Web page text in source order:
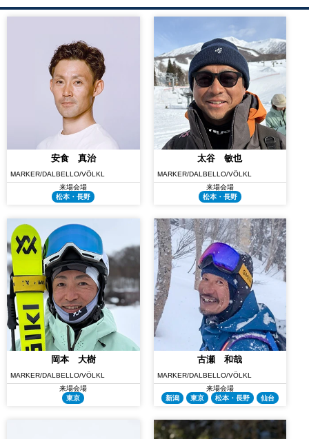
安食 真治
MARKER/DALBELLO/VÖLKL
来場会場
松本・長野
太谷 敏也
MARKER/DALBELLO/VÖLKL
来場会場
松本・長野
岡本 大樹
MARKER/DALBELLO/VÖLKL
来場会場
東京
古瀬 和哉
MARKER/DALBELLO/VÖLKL
来場会場
新潟
東京 松本・長野 仙台